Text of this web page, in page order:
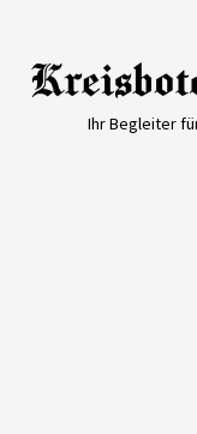
Ihr Begleiter